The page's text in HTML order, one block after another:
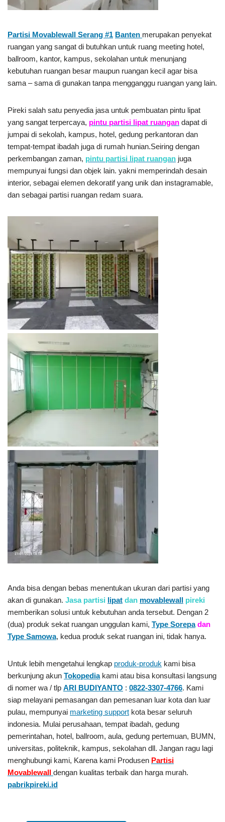
Partisi Movablewall Serang #1 Banten merupakan penyekat
ruangan yang sangat di butuhkan untuk ruang meeting hotel,
ballroom, kantor, kampus, sekolahan untuk menunjang
kebutuhan ruangan besar maupun ruangan kecil agar bisa
sama – sama di gunakan tanpa mengganggu ruangan yang lain.
Pireki salah satu penyedia jasa untuk pembuatan pintu lipat
yang sangat terpercaya, pintu partisi lipat ruangan dapat di
jumpai di sekolah, kampus, hotel, gedung perkantoran dan
tempat-tempat ibadah juga di rumah hunian.Seiring dengan
perkembangan zaman, pintu partisi lipat ruangan juga
mempunyai fungsi dan objek lain. yakni memperindah desain
interior, sebagai elemen dekoratif yang unik dan instagramable,
dan sebagai partisi ruangan redam suara.
Anda bisa dengan bebas menentukan ukuran dari partisi yang
akan di gunakan. Jasa partisi lipat dan movablewall pireki
memberikan solusi untuk kebutuhan anda tersebut. Dengan 2
(dua) produk sekat ruangan unggulan kami, Type Sorepadan
Type Samowa, kedua produk sekat ruangan ini, tidak hanya.
Untuk lebih mengetahui lengkap produk-produk kami bisa
berkunjung akun Tokopediakami atau bisa konsultasi langsung
di nomer wa / tlp ARI BUDIYANTO : 0822-3307-4766. Kami
siap melayani pemasangan dan pemesanan luar kota dan luar
pulau, mempunyai marketing support kota besar seluruh
indonesia. Mulai perusahaan, tempat ibadah, gedung
pemerintahan, hotel, ballroom, aula, gedung pertemuan, BUMN,
universitas, politeknik, kampus, sekolahan dll. Jangan ragu lagi
menghubungi kami, Karena kami Produsen Partisi
Movablewall dengan kualitas terbaik dan harga murah.
pabrikpireki.id